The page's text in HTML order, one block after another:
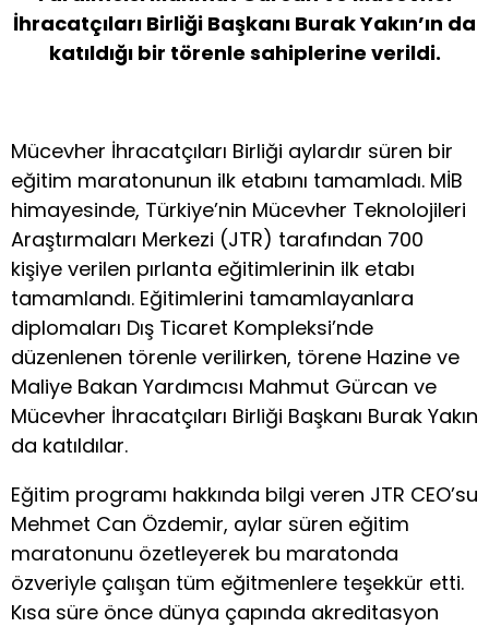
İhracatçıları Birliği Başkanı Burak Yakın’ın da
katıldığı bir törenle sahiplerine verildi.
Mücevher İhracatçıları Birliği aylardır süren bir
eğitim maratonunun ilk etabını tamamladı. MİB
himayesinde, Türkiye’nin Mücevher Teknolojileri
Araştırmaları Merkezi (JTR) tarafından 700
kişiye verilen pırlanta eğitimlerinin ilk etabı
tamamlandı. Eğitimlerini tamamlayanlara
diplomaları Dış Ticaret Kompleksi’nde
düzenlenen törenle verilirken, törene Hazine ve
Maliye Bakan Yardımcısı Mahmut Gürcan ve
Mücevher İhracatçıları Birliği Başkanı Burak Yakın
da katıldılar.
Eğitim programı hakkında bilgi veren JTR CEO’su
Mehmet Can Özdemir, aylar süren eğitim
maratonunu özetleyerek bu maratonda
özveriyle çalışan tüm eğitmenlere teşekkür etti.
Kısa süre önce dünya çapında akreditasyon